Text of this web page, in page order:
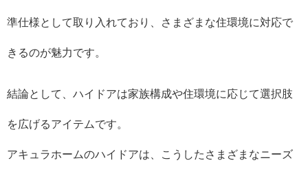
準仕様として取り入れており、さまざまな住環境に対応で
きるのが魅力です。
結論として、ハイドアは家族構成や住環境に応じて選択肢
を広げるアイテムです。
アキュラホームのハイドアは、こうしたさまざまなニーズ